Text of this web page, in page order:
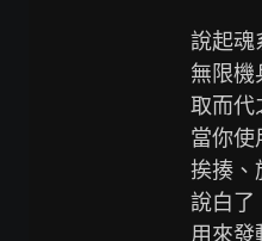
說起魂
無限機
取而代
當你使
挨揍、
說白了
用來發